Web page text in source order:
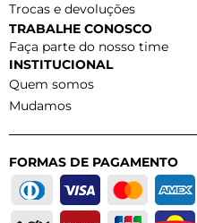
Trocas e devoluções
TRABALHE CONOSCO
Faça parte do nosso time
INSTITUCIONAL
Quem somos
Mudamos
FORMAS DE PAGAMENTO